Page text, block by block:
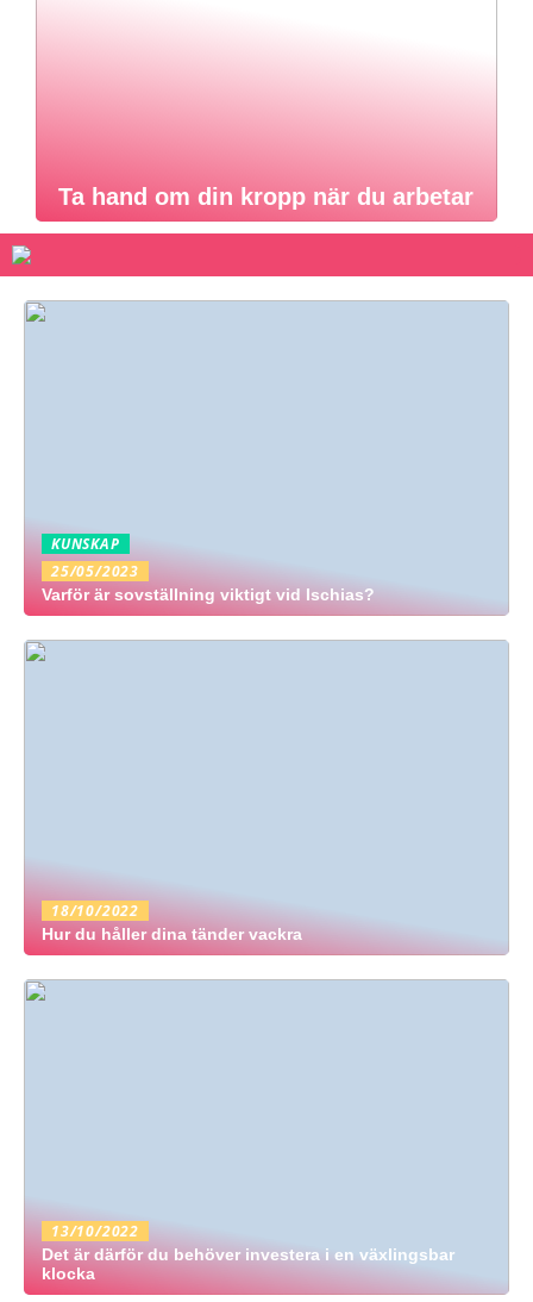
Ta hand om din kropp när du arbetar
KUNSKAP
25/05/2023
Varför är sovställning viktigt vid Ischias?
18/10/2022
Hur du håller dina tänder vackra
13/10/2022
Det är därför du behöver investera i en växlingsbar
klocka